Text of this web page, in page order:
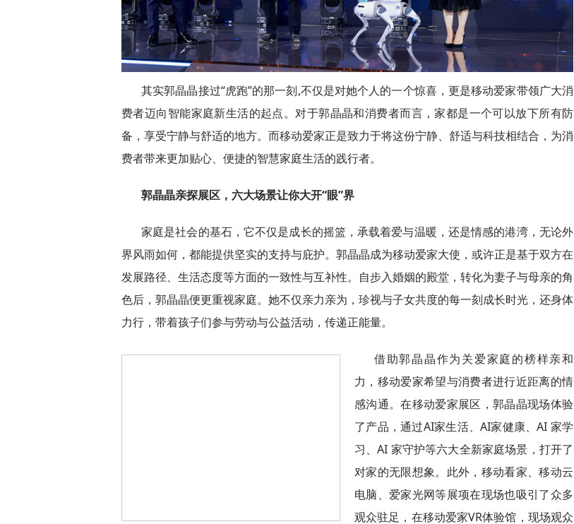
其实郭晶晶接过“虎跑”的那一刻,不仅是对她个人的一个惊喜，更是移动爱家带领广大消
费者迈向智能家庭新生活的起点。对于郭晶晶和消费者而言，家都是一个可以放下所有防
备，享受宁静与舒适的地方。而移动爱家正是致力于将这份宁静、舒适与科技相结合，为消
费者带来更加贴心、便捷的智慧家庭生活的践行者。
郭晶晶亲探展区，六大场景让你大开“眼”界
家庭是社会的基石，它不仅是成长的摇篮，承载着爱与温暖，还是情感的港湾，无论外
界风雨如何，都能提供坚实的支持与庇护。郭晶晶成为移动爱家大使，或许正是基于双方在
发展路径、生活态度等方面的一致性与互补性。自步入婚姻的殿堂，转化为妻子与母亲的角
色后，郭晶晶便更重视家庭。她不仅亲力亲为，珍视与子女共度的每一刻成长时光，还身体
力行，带着孩子们参与劳动与公益活动，传递正能量。
借助郭晶晶作为关爱家庭的榜样亲和
力，移动爱家希望与消费者进行近距离的情
感沟通。在移动爱家展区，郭晶晶现场体验
了产品，通过AI家生活、AI家健康、AI 家学
习、AI 家守护等六大全新家庭场景，打开了
对家的无限想象。此外，移动看家、移动云
电脑、爱家光网等展项在现场也吸引了众多
观众驻足，在移动爱家VR体验馆，现场观众